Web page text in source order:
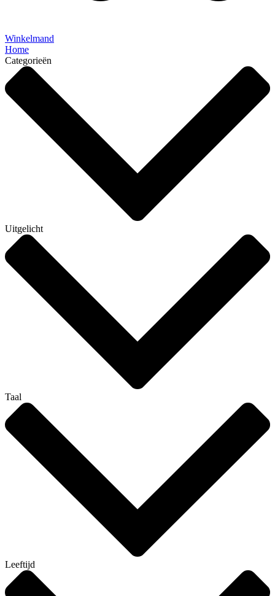
Winkelmand
Home
Categorieën
Uitgelicht
Taal
Leeftijd